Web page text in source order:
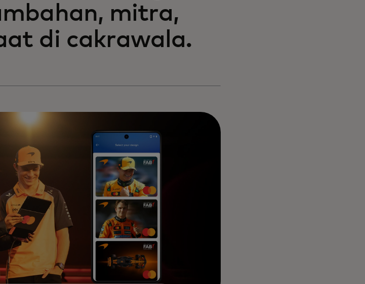
mitra,
di cakrawala.